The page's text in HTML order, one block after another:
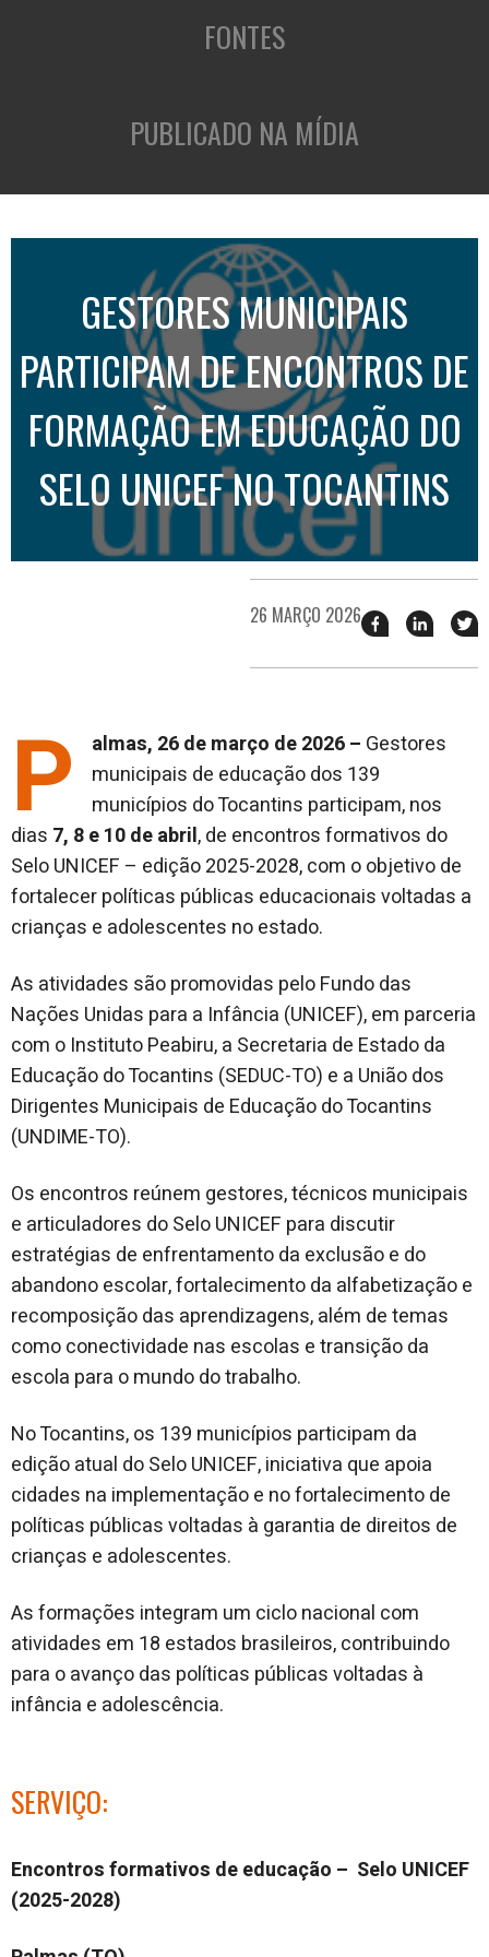
FONTES
PUBLICADO NA MÍDIA
GESTORES MUNICIPAIS
PARTICIPAM DE ENCONTROS DE
FORMAÇÃO EM EDUCAÇÃO DO
SELO UNICEF NO TOCANTINS
26 MARÇO 2026 Compartilhar
esse
no
esse
no
P almas, 26 de março de 2026 – Gestores
municipais de educação dos 139
municípios do Tocantins participam, nos
dias 7, 8 e 10 de abril, de encontros formativos do
Selo UNICEF – edição 2025-2028, com o objetivo de
fortalecer políticas públicas educacionais voltadas a
crianças e adolescentes no estado.
As atividades são promovidas pelo Fundo das
Nações Unidas para a Infância (UNICEF), em parceria
com o Instituto Peabiru, a Secretaria de Estado da
Educação do Tocantins (SEDUC-TO) e a União dos
Dirigentes Municipais de Educação do Tocantins
(UNDIME-TO).
Os encontros reúnem gestores, técnicos municipais
e articuladores do Selo UNICEF para discutir
estratégias de enfrentamento da exclusão e do
abandono escolar, fortalecimento da alfabetização e
recomposição das aprendizagens, além de temas
como conectividade nas escolas e transição da
escola para o mundo do trabalho.
No Tocantins, os 139 municípios participam da
edição atual do Selo UNICEF, iniciativa que apoia
cidades na implementação e no fortalecimento de
políticas públicas voltadas à garantia de direitos de
crianças e adolescentes.
As formações integram um ciclo nacional com
atividades em 18 estados brasileiros, contribuindo
para o avanço das políticas públicas voltadas à
infância e adolescência.
SERVIÇO:
Encontros formativos de educação – Selo UNICEF
(2025-2028)